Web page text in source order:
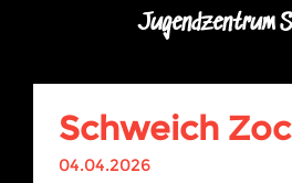
Schweich
04.04.2026
Jugendzentrum